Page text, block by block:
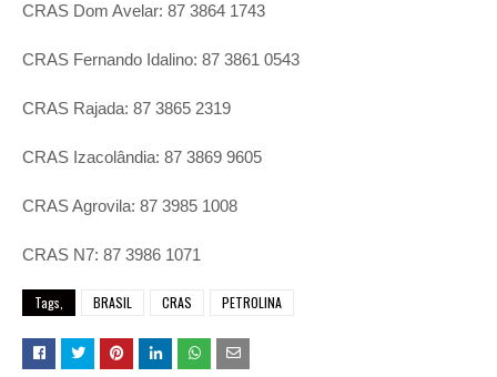
CRAS Dom Avelar: 87 3864 1743
CRAS Fernando Idalino: 87 3861 0543
CRAS Rajada: 87 3865 2319
CRAS Izacolândia: 87 3869 9605
CRAS Agrovila: 87 3985 1008
CRAS N7: 87 3986 1071
Tags, BRASIL CRAS PETROLINA